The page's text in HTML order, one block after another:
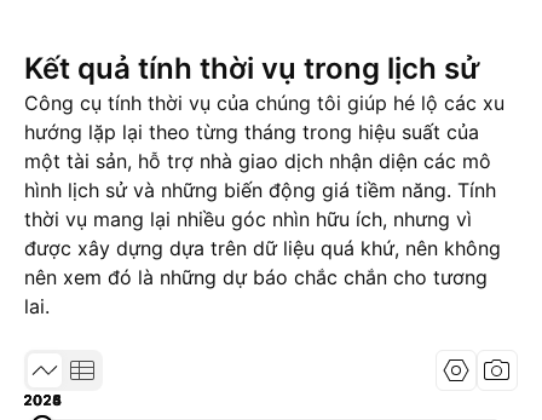
Kết quả tính thời vụ trong lịch sử
Công cụ tính thời vụ của chúng tôi giúp hé lộ các xu
hướng lặp lại theo từng tháng trong hiệu suất của
một tài sản, hỗ trợ nhà giao dịch nhận diện các mô
hình lịch sử và những biến động giá tiềm năng. Tính
thời vụ mang lại nhiều góc nhìn hữu ích, nhưng vì
được xây dựng dựa trên dữ liệu quá khứ, nên không
nên xem đó là những dự báo chắc chắn cho tương
lai.
2023
2024
2025
2026